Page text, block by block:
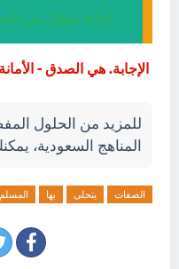
إجابة سؤال من
الإجابة. هي الصدق -
للمزيد من الحلول
المناهج السعودية،
الصفات يتحلى بها المسلم